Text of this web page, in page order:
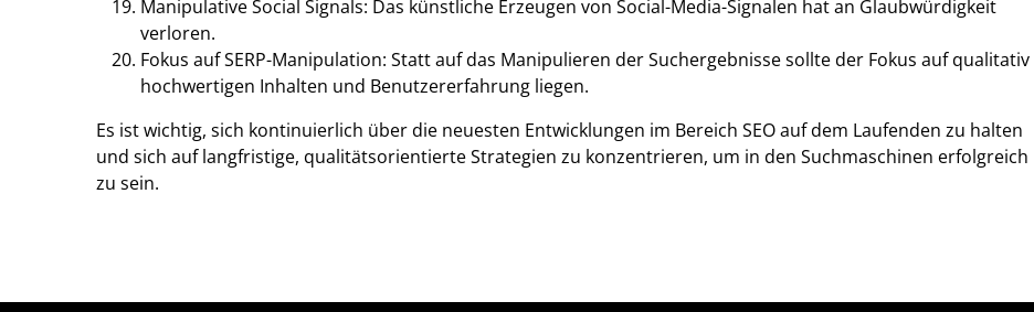
Manipulative Social Signals: Das künstliche Erzeugen von Social-Media-Signalen hat an Glaubwürdigkeit
verloren.
Fokus auf SERP-Manipulation: Statt auf das Manipulieren der Suchergebnisse sollte der Fokus auf qualitativ
hochwertigen Inhalten und Benutzererfahrung liegen.
Es ist wichtig, sich kontinuierlich über die neuesten Entwicklungen im Bereich SEO auf dem Laufenden zu halten
und sich auf langfristige, qualitätsorientierte Strategien zu konzentrieren, um in den Suchmaschinen erfolgreich
zu sein.